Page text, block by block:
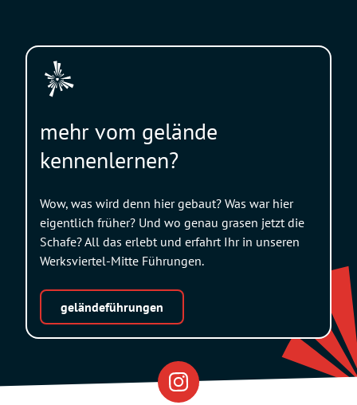
mehr vom gelände
kennenlernen?
Wow, was wird denn hier gebaut? Was war hier
eigentlich früher? Und wo genau grasen jetzt die
Schafe? All das erlebt und erfahrt Ihr in unseren
Werksviertel-Mitte Führungen.
geländeführungen